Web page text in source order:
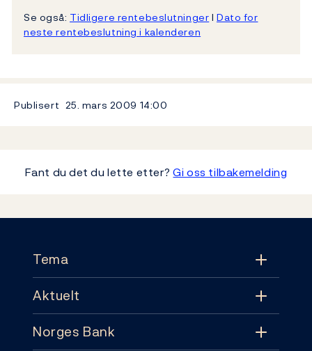
Se også: Tidligere rentebeslutningerl Dato for
neste rentebeslutning i kalenderen
Publisert 25. mars 2009 14:00
Fant du det du lette etter?Gi oss tilbakemelding
Tema
Tema
Pengepolitikk
Aktuelt
Aktuelt
Norges Bank